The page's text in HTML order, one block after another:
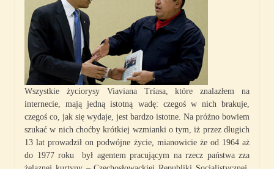
Wszystkie życiorysy Viaviana Tríasa, które znalazłem na
internecie, mają jedną istotną wadę: czegoś w nich brakuje,
czegoś co, jak się wydaje, jest bardzo istotne. Na próżno bowiem
szukać w nich choćby krótkiej wzmianki o tym, iż przez długich
13 lat prowadził on podwójne życie, mianowicie że od 1964 aż
do 1977 roku był agentem pracującym na rzecz państwa zza